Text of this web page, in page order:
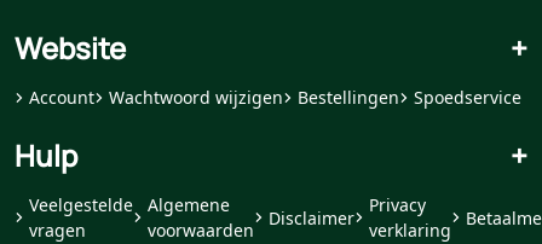
Website +
Account Wachtwoord wijzigen Bestellingen Spoedservice
Hulp +
Veelgestelde
vragen
Algemene
voorwaarden
Disclaimer
Privacy
verklaring